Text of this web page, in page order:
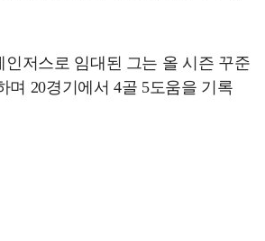
인저스로 임대된 그는 올 시즌 꾸준
며 20경기에서 4골 5도움을 기록